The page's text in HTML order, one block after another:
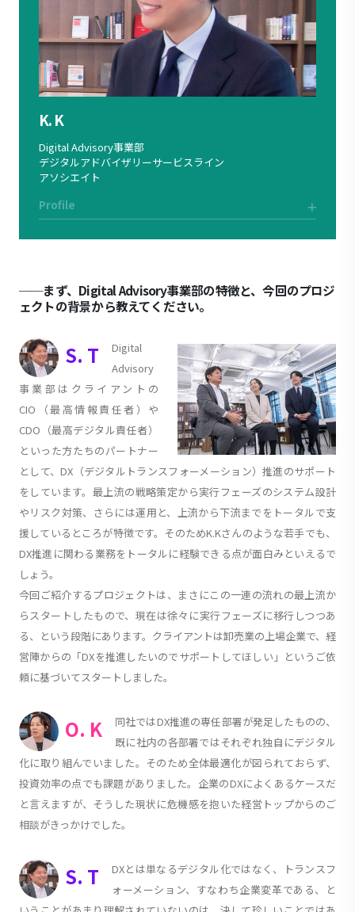
K. K
Digital Advisory事業部
デジタルアドバイザリーサービスライン
アソシエイト
Profile
──まず、Digital Advisory事業部の特徴と、今回のプロジ
ェクトの背景から教えてください。
S. T
Digital
Advisory
事業部はクライアントの
CIO（最高情報責任者）や
CDO（最高デジタル責任者）
といった方たちのパートナー
として、DX（デジタルトランスフォーメーション）推進のサポート
をしています。最上流の戦略策定から実行フェーズのシステム設計
やリスク対策、さらには運用と、上流から下流までをトータルで支
援しているところが特徴です。そのためK.Kさんのような若手でも、
DX推進に関わる業務をトータルに経験できる点が面白みといえるで
しょう。
今回ご紹介するプロジェクトは、まさにこの一連の流れの最上流か
らスタートしたもので、現在は徐々に実行フェーズに移行しつつあ
る、という段階にあります。クライアントは卸売業の上場企業で、経
営陣からの「DXを推進したいのでサポートしてほしい」というご依
頼に基づいてスタートしました。
O. K
同社ではDX推進の専任部署が発足したものの、
既に社内の各部署ではそれぞれ独自にデジタル
化に取り組んでいました。そのため全体最適化が図られておらず、
投資効率の点でも課題がありました。企業のDXによくあるケースだ
と言えますが、そうした現状に危機感を抱いた経営トップからのご
相談がきっかけでした。
S. T
DXとは単なるデジタル化ではなく、トランスフ
ォーメーション、すなわち企業変革である、と